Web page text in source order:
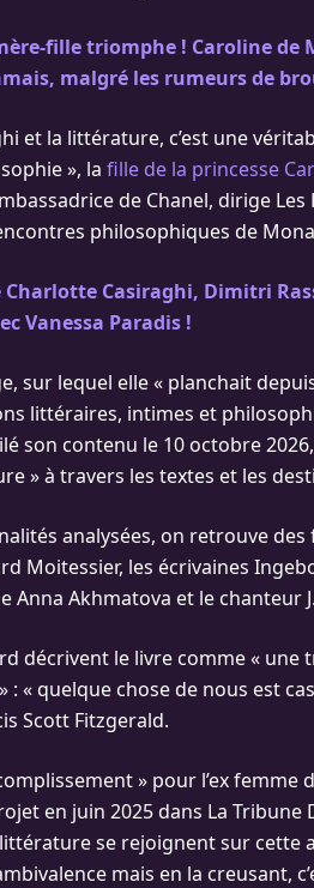
fille triomphe ! Caroline
malgré les rumeurs de
et la littérature, c’est une
», la fille de la princesse
de Chanel, dirige
philosophiques de
Charlotte Casiraghi, Dimitri
Vanessa Paradis !
sur lequel elle « planchait
littéraires, intimes et
son contenu le 10 octobre
» à travers les textes et les
analysées, on retrouve
Moitessier, les écrivaines
Anna Akhmatova et le chanteur
décrivent le livre comme «
: « quelque chose de nous est
Scott Fitzgerald.
» pour l’ex
en juin 2025 dans La Tribune
se rejoignent sur cette
mais en la creusant,